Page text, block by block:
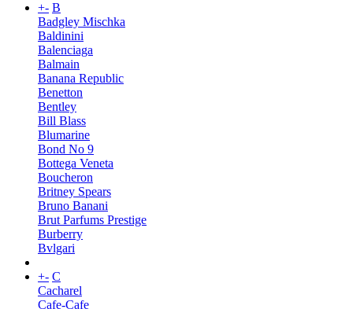
+- B
Badgley Mischka
Baldinini
Balenciaga
Balmain
Banana Republic
Benetton
Bentley
Bill Blass
Blumarine
Bond No 9
Bottega Veneta
Boucheron
Britney Spears
Bruno Banani
Brut Parfums Prestige
Burberry
Bvlgari
+- C
Cacharel
Cafe-Cafe